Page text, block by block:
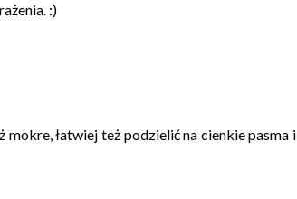
:)
mokre, łatwiej też podzielić na cienkie pasma i